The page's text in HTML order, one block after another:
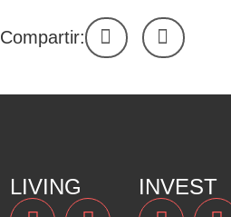
Compartir:
LIVING INVEST